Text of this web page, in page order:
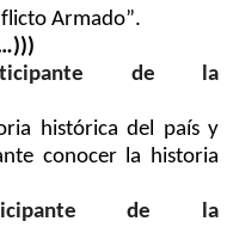
Armado”.
de la
histórica del país y
conocer la historia
de la